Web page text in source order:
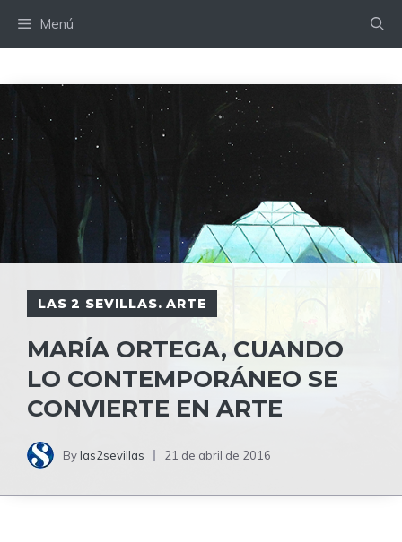
Menú
LAS 2 SEVILLAS. ARTE
MARÍA ORTEGA, CUANDO
LO CONTEMPORÁNEO SE
CONVIERTE EN ARTE
By las2sevillas 21 de abril de 2016